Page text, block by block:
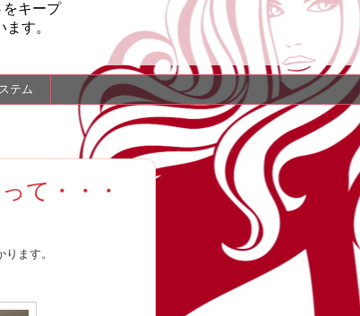
キープ
す。
テム
て・・・
ます。